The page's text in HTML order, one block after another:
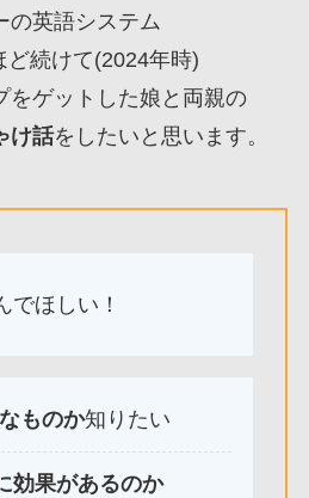
の英語システム
ど続けて(2024年時)
をゲットした娘と両親の
け話をしたいと思います。
でほしい！
ものか知りたい
効果があるのか